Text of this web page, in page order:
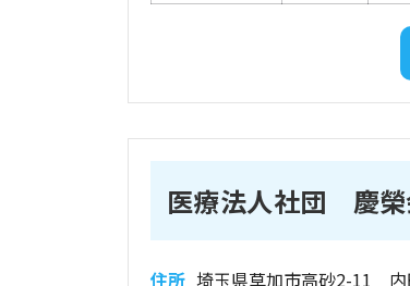
医療法人社団 慶
住所 埼玉県草加市高砂2-11 内